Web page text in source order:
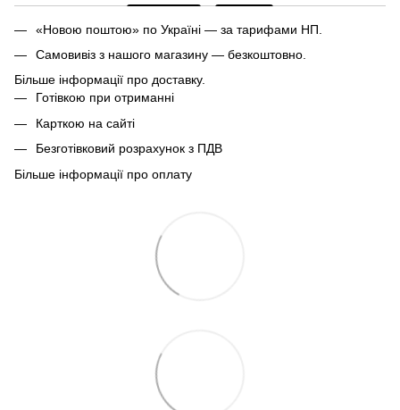
«Новою поштою» по Україні — за тарифами НП.
Самовивіз з нашого магазину — безкоштовно.
Більше інформації про доставку.
Готівкою при отриманні
Карткою на сайті
Безготівковий розрахунок з ПДВ
Більше інформації про оплату